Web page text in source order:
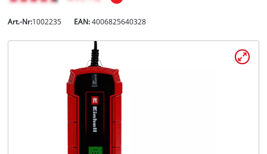
Art.-Nr:1002235 EAN:4006825640328